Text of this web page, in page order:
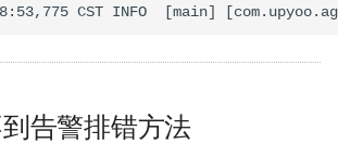
告警排错方法